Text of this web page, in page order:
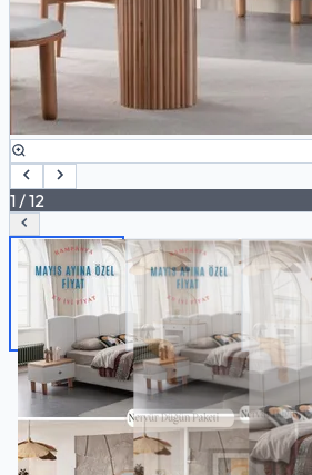
1/12